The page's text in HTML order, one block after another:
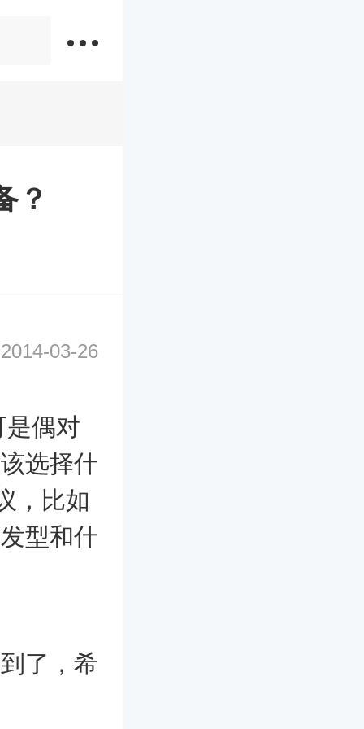
？
2014-03-26
是偶对
选择什
，比如
型和什
了，希